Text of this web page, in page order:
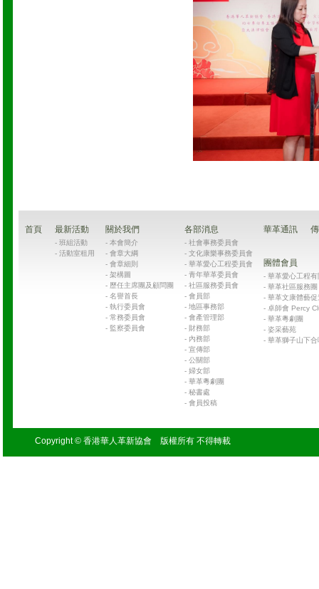
首頁 最新活動
- 班組活動
- 活動室租用
關於我們
- 本會簡介
- 會章大綱
- 會章細則
- 架構圖
- 歷任主席團及顧問團
- 名譽首長
- 執行委員會
- 常務委員會
- 監察委員會
各部消息
- 社會事務委員會
- 文化康樂事務委員會
- 華革愛心工程委員會
- 青年華革委員會
- 社區服務委員會
- 會員部
- 地區事務部
- 會產管理部
- 財務部
- 內務部
- 宣傳部
- 公關部
- 婦女部
- 華革粵劇團
- 秘書處
- 會員投稿
華革通訊
團體會員
- 華革愛心工程
- 華革社區服務
- 華革文康體藝促
- 卓師會 Percy
- 華革粵劇團
- 姿采藝苑
- 華革獅子山下
Copyright © 香港華人革新協會 版權所有 不得轉載